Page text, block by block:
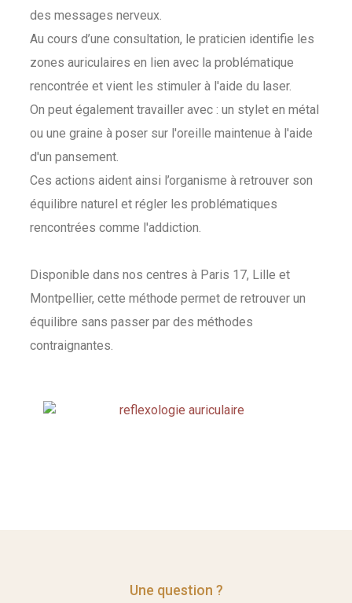
des messages nerveux.
Au cours d’une consultation, le praticien identifie les
zones auriculaires en lien avec la problématique
rencontrée et vient les stimuler à l'aide du laser.
On peut également travailler avec : un stylet en métal
ou une graine à poser sur l'oreille maintenue à l'aide
d'un pansement.
Ces actions aident ainsi l’organisme à retrouver son
équilibre naturel et régler les problématiques
rencontrées comme l'addiction.
Disponible dans nos centres à Paris 17, Lille et
Montpellier, cette méthode permet de retrouver un
équilibre sans passer par des méthodes
contraignantes.
Une question ?